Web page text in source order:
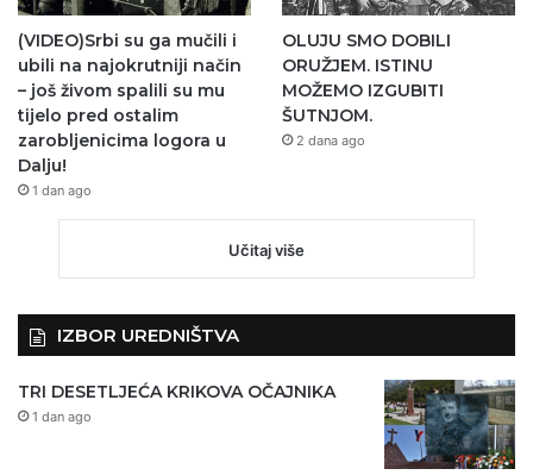
(VIDEO)Srbi su ga mučili i
ubili na najokrutniji način
– još živom spalili su mu
tijelo pred ostalim
zarobljenicima logora u
Dalju!
1 dan ago
OLUJU SMO DOBILI
ORUŽJEM. ISTINU
MOŽEMO IZGUBITI
ŠUTNJOM.
2 dana ago
Učitaj više
IZBOR UREDNIŠTVA
TRI DESETLJEĆA KRIKOVA OČAJNIKA
1 dan ago